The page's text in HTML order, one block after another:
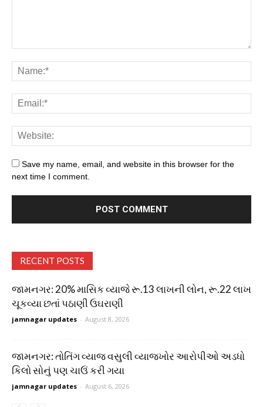
Save my name, email, and website in this browser for the
next time I comment.
RECENT POSTS
જામનગર: 20% માસિક વ્યાજે રૂ.13 લાખની લોન, રૂ.22 લાખ
ચૂકવ્યા છતાં પઠાણી ઉઘરાણી
jamnagar updates - August 8, 2026
જામનગર: તોતિંગ વ્યાજ વસુલી વ્યાજખોર આરોપીઓ અડધો
કિલો સોનું પણ ચાઉં કરી ગયા
jamnagar updates - August 6, 2026